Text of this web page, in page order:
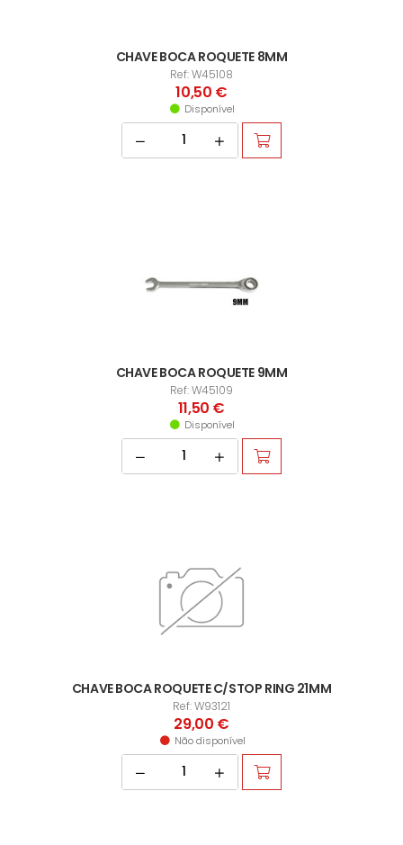
CHAVE BOCA ROQUETE 8MM
Ref: W45108
10,50 €
Disponível
CHAVE BOCA ROQUETE 9MM
Ref: W45109
11,50 €
Disponível
CHAVE BOCA ROQUETE C/STOP RING 21MM
Ref: W93121
29,00 €
Não disponível